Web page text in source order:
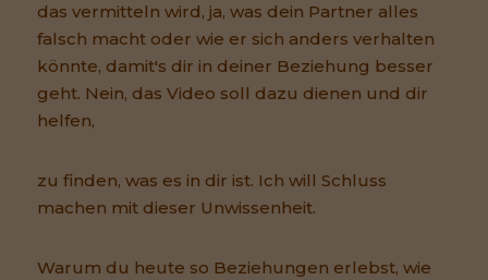
das vermitteln wird, ja, was dein Partner alles
falsch macht oder wie er sich anders verhalten
könnte, damit's dir in deiner Beziehung besser
geht. Nein, das Video soll dazu dienen und dir
helfen,
zu finden, was es in dir ist. Ich will Schluss
machen mit dieser Unwissenheit.
Warum du heute so Beziehungen erlebst, wie